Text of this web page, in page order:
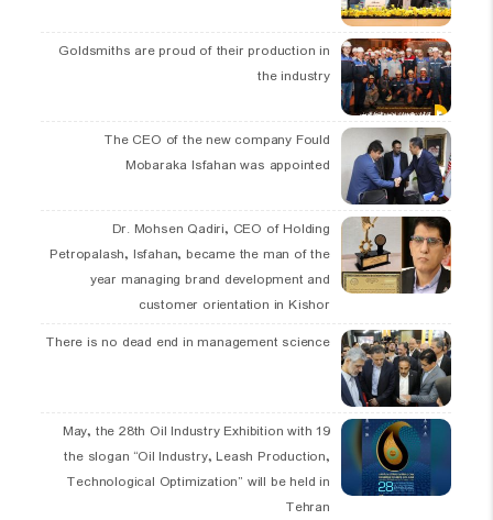
Goldsmiths are proud of their production in
the industry
The CEO of the new company Fould
Mobaraka Isfahan was appointed
Dr. Mohsen Qadiri, CEO of Holding
Petropalash, Isfahan, became the man of the
year managing brand development and
customer orientation in Kishor
There is no dead end in management science
19 May, the 28th Oil Industry Exhibition with
the slogan “Oil Industry, Leash Production,
Technological Optimization” will be held in
Tehran